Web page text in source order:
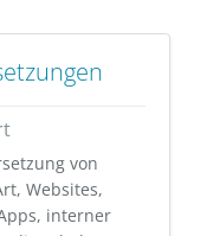
von
Websites,
interner